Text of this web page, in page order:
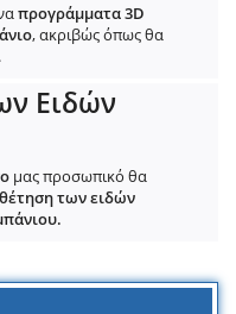
προγράμματα 3D
, ακριβώς όπως θα
Ειδών
μας προσωπικό θα
των ειδών